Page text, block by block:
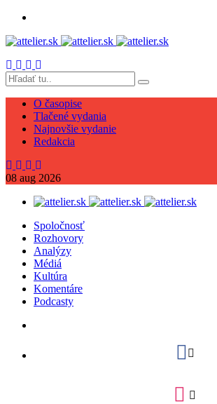
O časopise
Tlačené vydania
Najnovšie vydanie
Redakcia
08 aug 2026
Spoločnosť
Rozhovory
Analýzy
Médiá
Kultúra
Komentáre
Podcasty